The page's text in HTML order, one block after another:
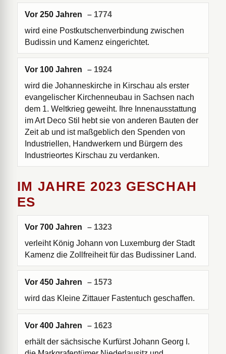
Vor 250 Jahren
– 1774
wird eine Postkutschenverbindung zwischen
Budissin und Kamenz eingerichtet.
Vor 100 Jahren
– 1924
wird die Johanneskirche in Kirschau als erster
evangelischer Kirchenneubau in Sachsen nach
dem 1. Weltkrieg geweiht. Ihre Innenausstattung
im Art Deco Stil hebt sie von anderen Bauten der
Zeit ab und ist maßgeblich den Spenden von
Industriellen, Handwerkern und Bürgern des
Industrieortes Kirschau zu verdanken.
IM JAHRE 2023 GESCHAH
ES
Vor 700 Jahren
– 1323
verleiht König Johann von Luxemburg der Stadt
Kamenz die Zollfreiheit für das Budissiner Land.
Vor 450 Jahren
– 1573
wird das Kleine Zittauer Fastentuch geschaffen.
Vor 400 Jahren
– 1623
erhält der sächsische Kurfürst Johann Georg I.